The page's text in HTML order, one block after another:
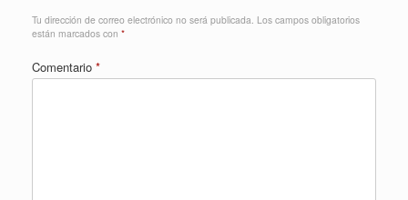
Tu dirección de correo electrónico no será publicada. Los campos obligatorios
están marcados con *
Comentario *